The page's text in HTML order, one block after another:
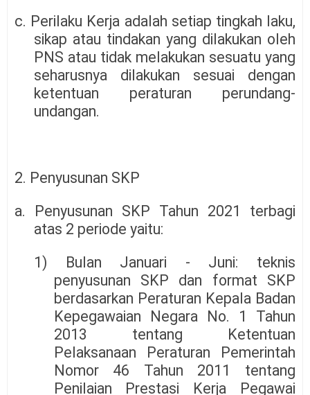
c. Perilaku Kerja adalah setiap tingkah laku,
sikap atau tindakan yang dilakukan oleh
PNS atau tidak melakukan sesuatu yang
seharusnya dilakukan sesuai dengan
ketentuan peraturan perundang-
undangan.
2. Penyusunan SKP
a. Penyusunan SKP Tahun 2021 terbagi
atas 2 periode yaitu:
1) Bulan Januari - Juni: teknis
penyusunan SKP dan format SKP
berdasarkan Peraturan Kepala Badan
Kepegawaian Negara No. 1 Tahun
2013 tentang Ketentuan
Pelaksanaan Peraturan Pemerintah
Nomor 46 Tahun 2011 tentang
Penilaian Prestasi Kerja Pegawai